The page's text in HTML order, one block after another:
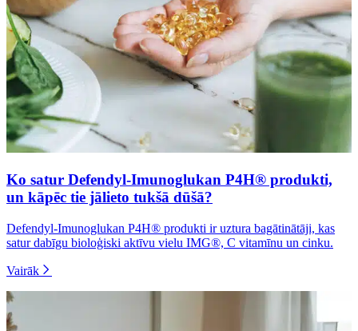
Ko satur Defendyl-Imunoglukan P4H® produkti,
un kāpēc tie jālieto tukšā dūšā?
Defendyl-Imunoglukan P4H® produkti ir uztura bagātinātāji, kas
satur dabīgu bioloģiski aktīvu vielu IMG®, C vitamīnu un cinku.
Vairāk